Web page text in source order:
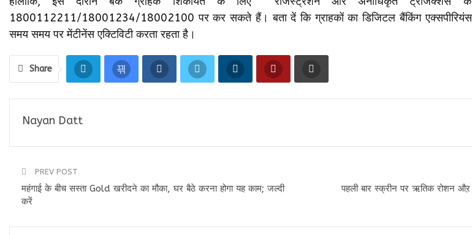
1800112211/18001234/18002100 पर कर सकते हैं। बता दें कि ग्राहकों का डिजिटल बैंकिंग
समय समय पर मेंटीनेंस एक्टिविटी करता रहता है।
Share
Nayan Datt
PREV POST
महंगाई के बीच सस्‍ता Gold खरीदने का मौका, घर बैठे करना होगा यह काम; जल्‍दी
करें
पहली बार स्क्रीन पर ऋतिक रोशन